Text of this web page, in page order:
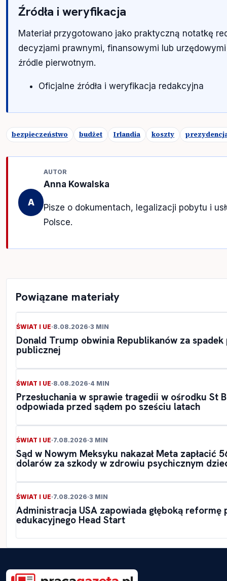
Źródła i weryfikacja
Materiał przygotowano jako praktyczną notatkę
decyzjami prawnymi, finansowymi lub
źródle pierwotnym.
Oficjalne źródła i weryfikacja redakcyjna
bezpieczeństwo budżet Irlandia koszty
A
AUTOR
Anna Kowalska
Pisze o dokumentach, legalizacji pobytu i
Polsce.
Powiązane materiały
ŚWIAT I UE·8.08.2026·3 MIN
Donald Trump obwinia Republikanów za
publicznej
ŚWIAT I UE·8.08.2026·4 MIN
Przesłuchania w sprawie tragedii w ośrodku St
odpowiada przed sądem po sześciu latach
ŚWIAT I UE·7.08.2026·3 MIN
Sąd w Nowym Meksyku nakazał Meta zapłacić
dolarów za szkody w zdrowiu psychicznym
ŚWIAT I UE·7.08.2026·3 MIN
Administracja USA zapowiada głęboką reformę
edukacyjnego Head Start